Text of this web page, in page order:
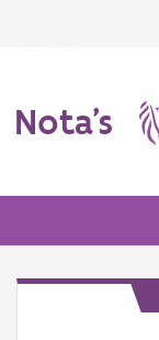
Nota's